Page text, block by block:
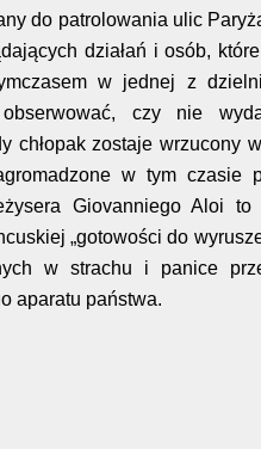
do patrolowania ulic
działań i osób,
w jednej z
czy nie
chłopak zostaje wrzucony
w tym czasie
Giovanniego Aloi
„gotowości do
w strachu i panice
aparatu państwa.